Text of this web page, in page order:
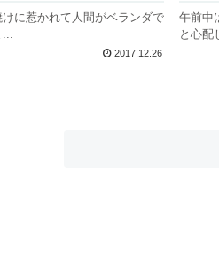
に惹かれて人間がベランダで
...
2017.12.26
午前中
と心配